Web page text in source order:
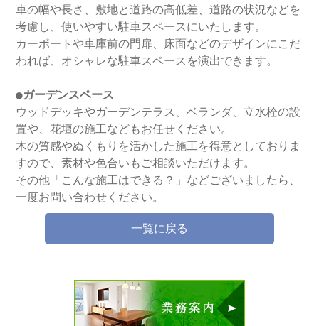
車の幅や長さ、敷地と道路の高低差、道路の状況などを
考慮し、使いやすい駐車スペースにいたします。
カーポートや車庫前の門扉、床面などのデザインにこだ
われば、オシャレな駐車スペースを演出できます。
●ガーデンスペース
ウッドデッキやガーデンテラス、ベランダ、立水栓の設
置や、花壇の施工などもお任せください。
木の質感やぬくもりを活かした施工を得意としておりま
すので、素材や色合いもご相談いただけます。
その他「こんな施工はできる？」などございましたら、
一度お問い合わせください。
一覧に戻る